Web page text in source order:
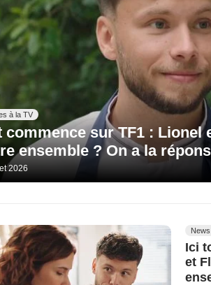
à la TV
commence sur TF1 : Lionel
ensemble ? On a la
2026
Ici
et